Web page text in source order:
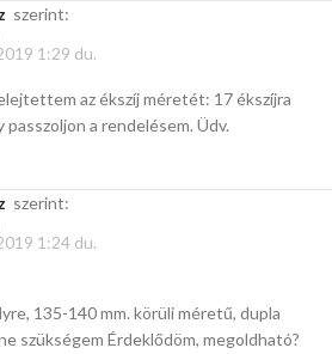
szerint:
1:29 du.
az ékszíj méretét: 17 ékszíjra
passzoljon a rendelésem. Üdv.
szerint:
1:24 du.
135-140 mm. körüli méretű, dupla
szükségem Érdeklődöm, megoldható?